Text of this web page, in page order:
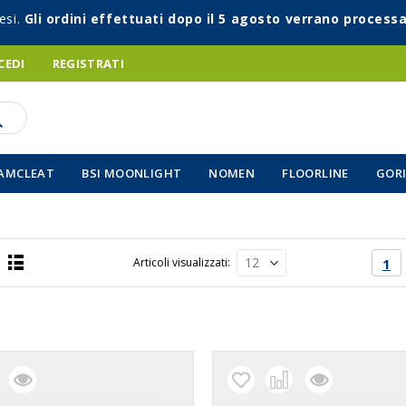
Gli ordini effettuati dopo il 5 agosto verrano
REGISTRATI
BSI MOONLIGHT NOMEN FLOORLINE
Pagina
1
Articoli visualizzati